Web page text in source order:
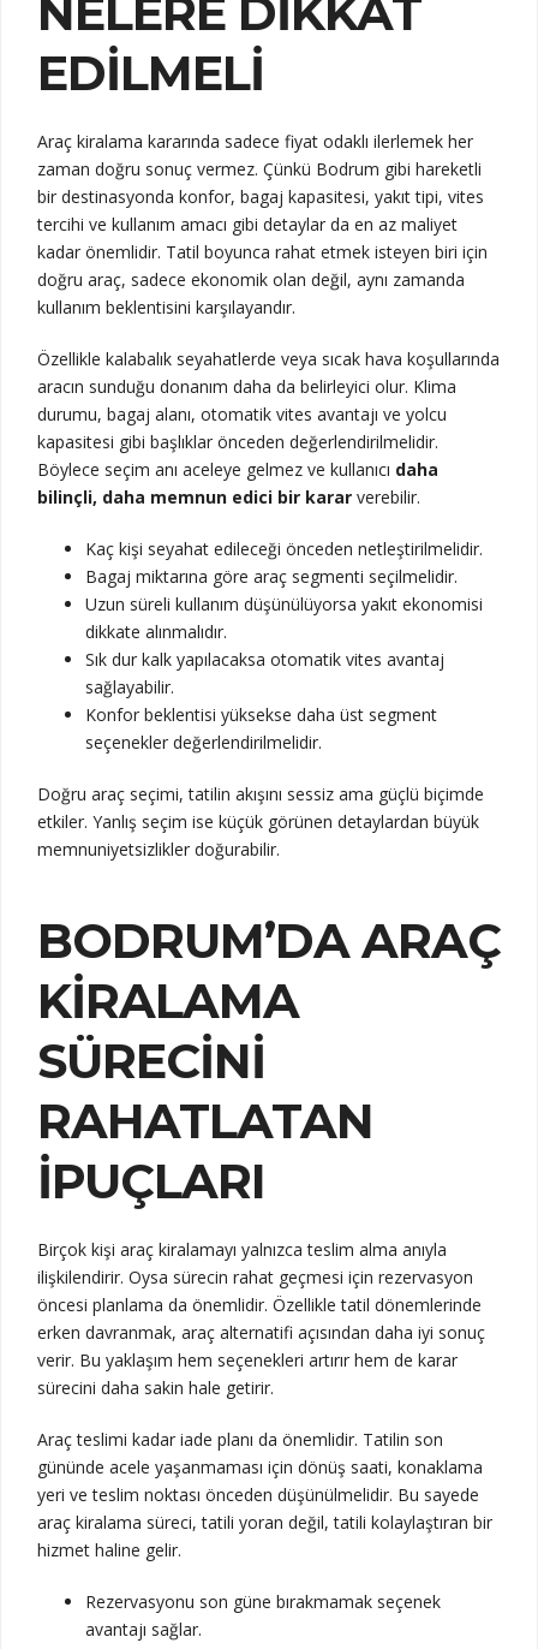
NELERE DIKKAT
EDILMELI
Araç kiralama kararında sadece fiyat odaklı ilerlemek her
zaman doğru sonuç vermez. Çünkü Bodrum gibi hareketli
bir destinasyonda konfor, bagaj kapasitesi, yakıt tipi, vites
tercihi ve kullanım amacı gibi detaylar da en az maliyet
kadar önemlidir. Tatil boyunca rahat etmek isteyen biri için
doğru araç, sadece ekonomik olan değil, aynı zamanda
kullanım beklentisini karşılayandır.
Özellikle kalabalık seyahatlerde veya sıcak hava koşullarında
aracın sunduğu donanım daha da belirleyici olur. Klima
durumu, bagaj alanı, otomatik vites avantajı ve yolcu
kapasitesi gibi başlıklar önceden değerlendirilmelidir.
Böylece seçim anı aceleye gelmez ve kullanıcı daha
bilinçli, daha memnun edici bir karar verebilir.
Kaç kişi seyahat edileceği önceden netleştirilmelidir.
Bagaj miktarına göre araç segmenti seçilmelidir.
Uzun süreli kullanım düşünülüyorsa yakıt ekonomisi
dikkate alınmalıdır.
Sık dur kalk yapılacaksa otomatik vites avantaj
sağlayabilir.
Konfor beklentisi yüksekse daha üst segment
seçenekler değerlendirilmelidir.
Doğru araç seçimi, tatilin akışını sessiz ama güçlü biçimde
etkiler. Yanlış seçim ise küçük görünen detaylardan büyük
memnuniyetsizlikler doğurabilir.
BODRUM’DA ARAÇ
KIRALAMA
SÜRECINI
RAHATLATAN
İPUÇLARI
Birçok kişi araç kiralamayı yalnızca teslim alma anıyla
ilişkilendirir. Oysa sürecin rahat geçmesi için rezervasyon
öncesi planlama da önemlidir. Özellikle tatil dönemlerinde
erken davranmak, araç alternatifi açısından daha iyi sonuç
verir. Bu yaklaşım hem seçenekleri artırır hem de karar
sürecini daha sakin hale getirir.
Araç teslimi kadar iade planı da önemlidir. Tatilin son
gününde acele yaşanmaması için dönüş saati, konaklama
yeri ve teslim noktası önceden düşünülmelidir. Bu sayede
araç kiralama süreci, tatili yoran değil, tatili kolaylaştıran bir
hizmet haline gelir.
Rezervasyonu son güne bırakmamak seçenek
avantajı sağlar.